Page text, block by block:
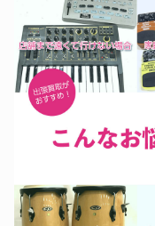
打楽器
ドラムも太鼓も即現金化。
電子楽器
Fender
Steinway&Sons
Rickenbacker
DW Drums